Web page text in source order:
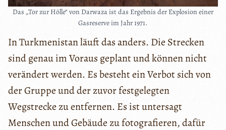
Das „Tor zur Hölle“ von Darwaza ist das Ergebnis der Explosion einer
Gasreserve im Jahr 1971.
In Turkmenistan läuft das anders. Die Strecken
sind genau im Voraus geplant und können nicht
verändert werden. Es besteht ein Verbot sich von
der Gruppe und der zuvor festgelegten
Wegstrecke zu entfernen. Es ist untersagt
Menschen und Gebäude zu fotografieren, dafür